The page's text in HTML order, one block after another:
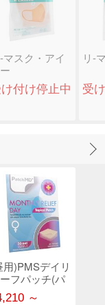
マスク・アイ
付け停止中
リ-
受
用)PMSデイリ
フパッチ(パ
MD) ～